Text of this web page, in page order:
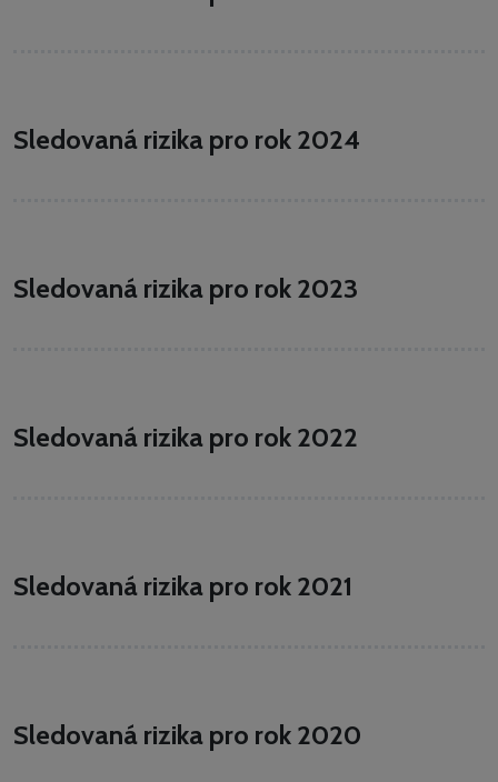
Sledovaná rizika pro rok 2024
Sledovaná rizika pro rok 2023
Sledovaná rizika pro rok 2022
Sledovaná rizika pro rok 2021
Sledovaná rizika pro rok 2020